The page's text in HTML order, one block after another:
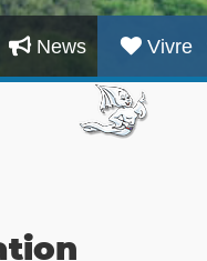
News Vivre